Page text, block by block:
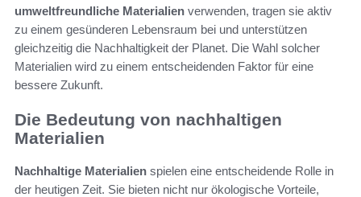
umweltfreundliche Materialien verwenden, tragen sie aktiv
zu einem gesünderen Lebensraum bei und unterstützen
gleichzeitig die Nachhaltigkeit der Planet. Die Wahl solcher
Materialien wird zu einem entscheidenden Faktor für eine
bessere Zukunft.
Die Bedeutung von nachhaltigen
Materialien
Nachhaltige Materialien spielen eine entscheidende Rolle in
der heutigen Zeit. Sie bieten nicht nur ökologische Vorteile,